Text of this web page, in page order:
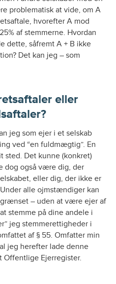
problematisk at vide, om A
hvorefter A mod
af stemmerne. Hvordan
dette, såfremt A + B ikke
Det kan jeg – som
eller
jeg som ejer i et selskab
ved “en fuldmægtig”. En
Det kunne (konkret)
dog også være dig, der
eller dig, der ikke er
alle ojmstændiger kan
– uden at være ejer af
stemme på dine andele i
jeg stemmerettigheder i
af § 55. Omfatter min
jeg herefter lade denne
Offentlige Ejerregister.